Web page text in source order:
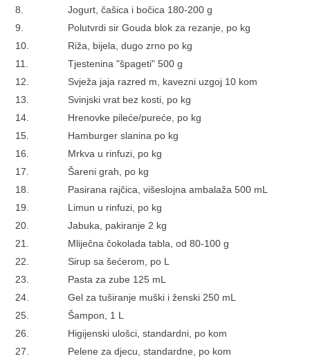
8.
Jogurt, čašica i bočica 180-200 g
9.
Polutvrdi sir Gouda blok za rezanje, po kg
10.
Riža, bijela, dugo zrno po kg
11.
Tjestenina "špageti" 500 g
12.
Svježa jaja razred m, kavezni uzgoj 10 kom
13.
Svinjski vrat bez kosti, po kg
14.
Hrenovke pileće/pureće, po kg
15.
Hamburger slanina po kg
16.
Mrkva u rinfuzi, po kg
17.
Šareni grah, po kg
18.
Pasirana rajčica, višeslojna ambalaža 500 mL
19.
Limun u rinfuzi, po kg
20.
Jabuka, pakiranje 2 kg
21.
Mliječna čokolada tabla, od 80-100 g
22.
Sirup sa šećerom, po L
23.
Pasta za zube 125 mL
24.
Gel za tuširanje muški i ženski 250 mL
25.
Šampon, 1 L
26.
Higijenski ulošci, standardni, po kom
27.
Pelene za djecu, standardne, po kom